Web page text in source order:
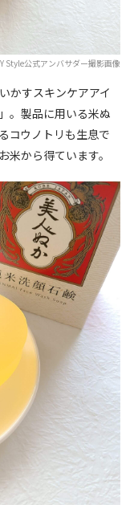
Style公式アンバサダー撮影画像
かすスキンケアアイ
。製品に用いる米ぬ
コウノトリも生息で
から得ています。